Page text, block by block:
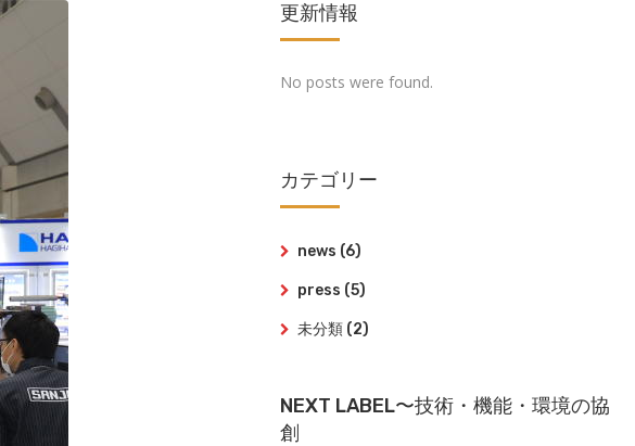
更新情報
No posts were found.
カテゴリー
news (6)
press (5)
未分類 (2)
NEXT LABEL〜技術・機能・環境の協
創